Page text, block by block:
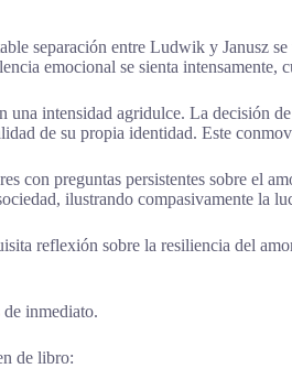
separación entre Ludwik y Janusz
emocional se sienta
una intensidad agridulce. La decisión
de su propia identidad. Este
con preguntas persistentes sobre el
ilustrando compasivamente la
reflexión sobre la resiliencia del
de inmediato.
de libro: